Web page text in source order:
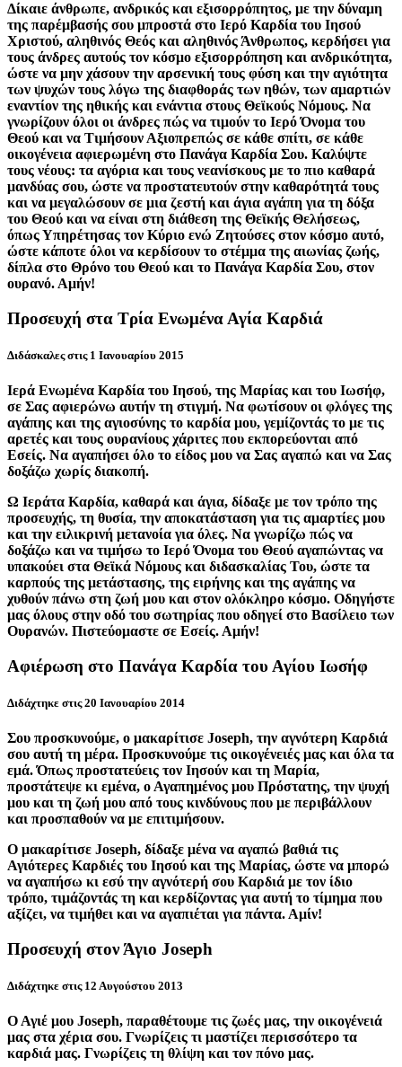
Δίκαιε άνθρωπε, ανδρικός και εξισορρόπητος, με την δύναμη
της παρέμβασής σου μπροστά στο Ιερό Καρδία του Ιησού
Χριστού, αληθινός Θεός και αληθινός Άνθρωπος, κερδήσει για
τους άνδρες αυτούς τον κόσμο εξισορρόπηση και ανδρικότητα,
ώστε να μην χάσουν την αρσενική τους φύση και την αγιότητα
των ψυχών τους λόγω της διαφθοράς των ηθών, των αμαρτιών
εναντίον της ηθικής και ενάντια στους Θεϊκούς Νόμους. Να
γνωρίζουν όλοι οι άνδρες πώς να τιμούν το Ιερό Όνομα του
Θεού και να Τιμήσουν Αξιοπρεπώς σε κάθε σπίτι, σε κάθε
οικογένεια αφιερωμένη στο Πανάγα Καρδία Σου. Καλύψτε
τους νέους: τα αγόρια και τους νεανίσκους με το πιο καθαρά
μανδύας σου, ώστε να προστατευτούν στην καθαρότητά τους
και να μεγαλώσουν σε μια ζεστή και άγια αγάπη για τη δόξα
του Θεού και να είναι στη διάθεση της Θεϊκής Θελήσεως,
όπως Υπηρέτησας τον Κύριο ενώ Ζητούσες στον κόσμο αυτό,
ώστε κάποτε όλοι να κερδίσουν το στέμμα της αιωνίας ζωής,
δίπλα στο Θρόνο του Θεού και το Πανάγα Καρδία Σου, στον
ουρανό. Αμήν!
Προσευχή στα Τρία Ενωμένα Αγία Καρδιά
Διδάσκαλες στις 1 Ιανουαρίου 2015
Ιερά Ενωμένα Καρδία του Ιησού, της Μαρίας και του Ιωσήφ,
σε Σας αφιερώνω αυτήν τη στιγμή. Να φωτίσουν οι φλόγες της
αγάπης και της αγιοσύνης το καρδία μου, γεμίζοντάς το με τις
αρετές και τους ουρανίους χάριτες που εκπορεύονται από
Εσείς. Να αγαπήσει όλο το είδος μου να Σας αγαπώ και να Σας
δοξάζω χωρίς διακοπή.
Ω Ιεράτα Καρδία, καθαρά και άγια, δίδαξε με τον τρόπο της
προσευχής, τη θυσία, την αποκατάσταση για τις αμαρτίες μου
και την ειλικρινή μετανοία για όλες. Να γνωρίζω πώς να
δοξάζω και να τιμήσω το Ιερό Όνομα του Θεού αγαπώντας να
υπακούει στα Θεϊκά Νόμους και διδασκαλίας Του, ώστε τα
καρπούς της μετάστασης, της ειρήνης και της αγάπης να
χυθούν πάνω στη ζωή μου και στον ολόκληρο κόσμο. Οδηγήστε
μας όλους στην οδό του σωτηρίας που οδηγεί στο Βασίλειο των
Ουρανών. Πιστεύομαστε σε Εσείς. Αμήν!
Αφιέρωση στο Πανάγα Καρδία του Αγίου Ιωσήφ
Διδάχτηκε στις 20 Ιανουαρίου 2014
Σου προσκυνούμε, ο μακαρίτισε Joseph, την αγνότερη Καρδιά
σου αυτή τη μέρα. Προσκυνούμε τις οικογένειές μας και όλα τα
εμά. Όπως προστατεύεις τον Ιησούν και τη Μαρία,
προστάτεψε κι εμένα, ο Αγαπημένος μου Πρόστατης, την ψυχή
μου και τη ζωή μου από τους κινδύνους που με περιβάλλουν
και προσπαθούν να με επιτιμήσουν.
Ο μακαρίτισε Joseph, δίδαξε μένα να αγαπώ βαθιά τις
Αγιότερες Καρδιές του Ιησού και της Μαρίας, ώστε να μπορώ
να αγαπήσω κι εσύ την αγνότερή σου Καρδιά με τον ίδιο
τρόπο, τιμάζοντάς τη και κερδίζοντας για αυτή το τίμημα που
αξίζει, να τιμήθει και να αγαπιέται για πάντα. Αμίν!
Προσευχή στον Άγιο Joseph
Διδάχτηκε στις 12 Αυγούστου 2013
Ο Αγιέ μου Joseph, παραθέτουμε τις ζωές μας, την οικογένειά
μας στα χέρια σου. Γνωρίζεις τι μαστίζει περισσότερο τα
καρδιά μας. Γνωρίζεις τη θλίψη και τον πόνο μας.